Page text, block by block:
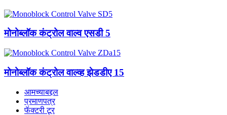
मोनोब्लॉक कंट्रोल वाल्व एसडी 5
मोनोब्लॉक कंट्रोल वाल्व्ह झेडडीए 15
आमच्याबद्दल
प्रमाणपत्र
फॅक्टरी टूर